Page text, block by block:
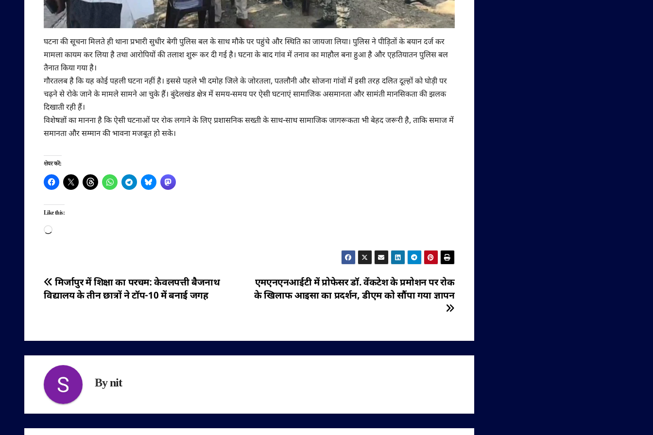
घटना की सूचना मिलते ही थाना प्रभारी सुधीर बेगी पुलिस बल के साथ मौके पर पहुंचे और स्थिति का जायजा लिया। पुलिस ने पीड़ितों के बयान दर्ज कर
मामला कायम कर लिया है तथा आरोपियों की तलाश शुरू कर दी गई है। घटना के बाद गांव में तनाव का माहौल बना हुआ है और एहतियातन पुलिस बल
तैनात किया गया है।
गौरतलब है कि यह कोई पहली घटना नहीं है। इससे पहले भी दमोह जिले के जोरतला, पतलौनी और सोजना गांवों में इसी तरह दलित दूल्हों को घोड़ी पर
चढ़ने से रोके जाने के मामले सामने आ चुके हैं। बुंदेलखंड क्षेत्र में समय-समय पर ऐसी घटनाएं सामाजिक असमानता और सामंती मानसिकता की झलक
दिखाती रही हैं।
विशेषज्ञों का मानना है कि ऐसी घटनाओं पर रोक लगाने के लिए प्रशासनिक सख्ती के साथ-साथ सामाजिक जागरूकता भी बेहद जरूरी है, ताकि समाज में
समानता और सम्मान की भावना मजबूत हो सके।
शेयर करें:
Like this:
Loading…
पोस्ट
नेविगेशन
एमएनएनआईटी में प्रोफेसर डॉ. वेंकटेश के प्रमोशन पर रोक
के खिलाफ आइसा का प्रदर्शन, डीएम को सौंपा गया ज्ञापन
मिर्जापुर में शिक्षा का परचम: केवलपत्ती बैजनाथ
विद्यालय के तीन छात्रों ने टॉप-10 में बनाई जगह
Bynit